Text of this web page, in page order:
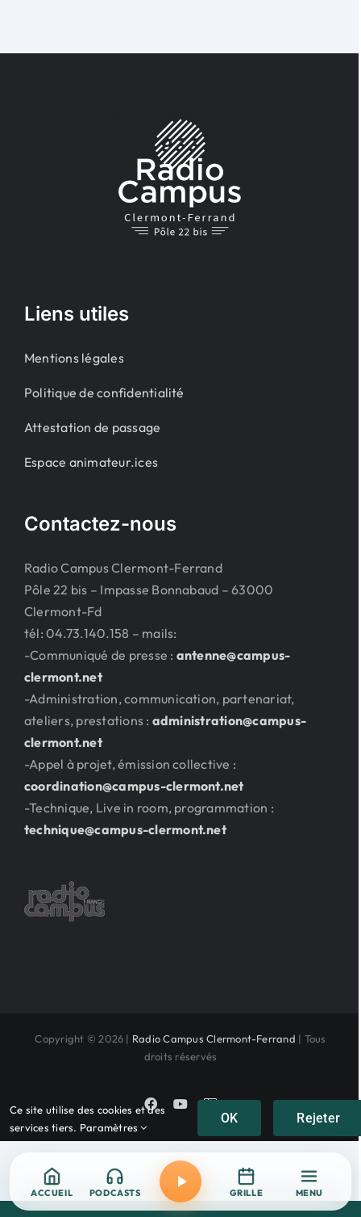
Liens utiles
Mentions légales
Politique de confidentialité
Attestation de passage
Espace animateur.ices
Contactez-nous
Radio Campus Clermont-Ferrand
Pôle 22 bis – Impasse Bonnabaud – 63000
Clermont-Fd
tél: 04.73.140.158 – mails:
-Communiqué de presse : antenne@campus-
clermont.net
-Administration, communication, partenariat,
ateliers, prestations : administration@campus-
clermont.net
-Appel à projet, émission collective :
coordination@campus-clermont.net
-Technique, Live in room, programmation :
technique@campus-clermont.net
Copyright © 2026 | Radio Campus Clermont-Ferrand | Tous
droits réservés
FacebookYouTubeInstagram
Ce site utilise des cookies et des
services tiers. Paramètres
OK Rejeter
ACCUEIL PODCASTS GRILLE MENU